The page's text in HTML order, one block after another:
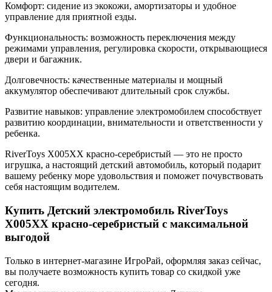
Комфорт: сидение из экокожи, амортизаторы и удобное
управление для приятной езды.
Функциональность: возможность переключения между
режимами управления, регулировка скорости, открывающиеся
двери и багажник.
Долговечность: качественные материалы и мощный
аккумулятор обеспечивают длительный срок службы.
Развитие навыков: управление электромобилем способствует
развитию координации, внимательности и ответственности у
ребенка.
RiverToys X005XX красно-серебристый — это не просто
игрушка, а настоящий детский автомобиль, который подарит
вашему ребенку море удовольствия и поможет почувствовать
себя настоящим водителем.
Купить Детский электромобиль RiverToys
X005XX красно-серебристый с максимальной
выгодой
Только в интернет-магазине ИгроРай, оформляя заказ сейчас,
вы получаете возможность купить товар со скидкой уже
сегодня.